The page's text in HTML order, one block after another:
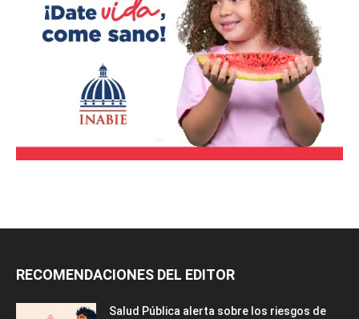
RECOMENDACIONES DEL EDITOR
Salud Pública alerta sobre los riesgos de